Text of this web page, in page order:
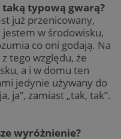
typową gwarą?
już przenicowany,
w środowisku,
co oni godają. Na
tego względu, że
a i w domu ten
jedynie używany do
ja”, zamiast „tak, tak”.
wyróżnienie?